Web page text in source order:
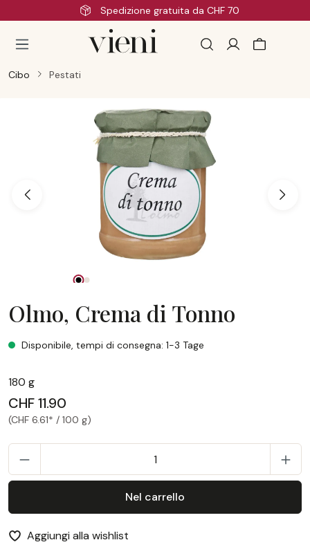
Passa al contenuto principale
gratuita da CHF 70
Cibo Pestati
Salta la galleria di immagini
Olmo, Crema di Tonno
Olmo, Crema di Tonno
Disponibile, tempi di consegna: 1-3 Tage
180 g
CHF 11.90
(CHF 6.61* / 100 g)
Nel carrello
Aggiungi alla wishlist